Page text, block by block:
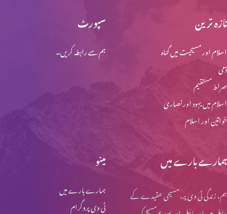
تائب دل نہ ہونے والوں کی عدالت
سپورٹ
ہم سے رابطہ کریں۔
تازہ ترین
اسلام اور مسیحیت میں گناہ
ذمی
صراط مستقیم
اسلام میں یہود اور نصاریٰ
خواتین اور اسلام
مینو
ہمارے بارے میں
ٹی وی پروگرام
ہمارے بارے میں
ہم، زندگی ٹی وی پر، مسیحی عقیدے کے